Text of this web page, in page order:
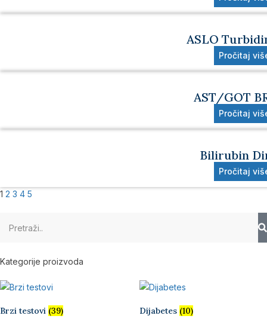
ASLO
Pročitaj
AST/GOT
Pročitaj
Bilirubin
Pročitaj
1 2 3 4 5
Kategorije proizvoda
Brzi testovi (39) Dijabetes (10)